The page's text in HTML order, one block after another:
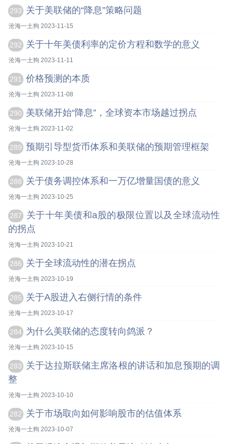
293 关于美联储的“降息”策略问题
沧海一土狗 2023-11-15
292 关于十年美债利率的定价方程和数学的意义
沧海一土狗 2023-11-11
291 价格预测的本质
沧海一土狗 2023-11-08
290 美联储开始“降息”，全球资本市场越过拐点
沧海一土狗 2023-11-02
289 预期引导型货币体系和美联储的预期管理框架
沧海一土狗 2023-10-28
288 关于债务调控体系和一万亿增量国债的意义
沧海一土狗 2023-10-25
287
关于十年美债和a股的极限位置以及全球流动性
的拐点
沧海一土狗 2023-10-21
286 关于全球流动性的潜在拐点
沧海一土狗 2023-10-19
285 关于A股进入右侧行情的条件
沧海一土狗 2023-10-17
284 为什么美联储的态度转向鸽派？
沧海一土狗 2023-10-15
283
关于达拉斯联储主席洛根的讲话和加息预期的调
整
沧海一土狗 2023-10-10
282 关于市场取向如何影响股市的估值体系
沧海一土狗 2023-10-07